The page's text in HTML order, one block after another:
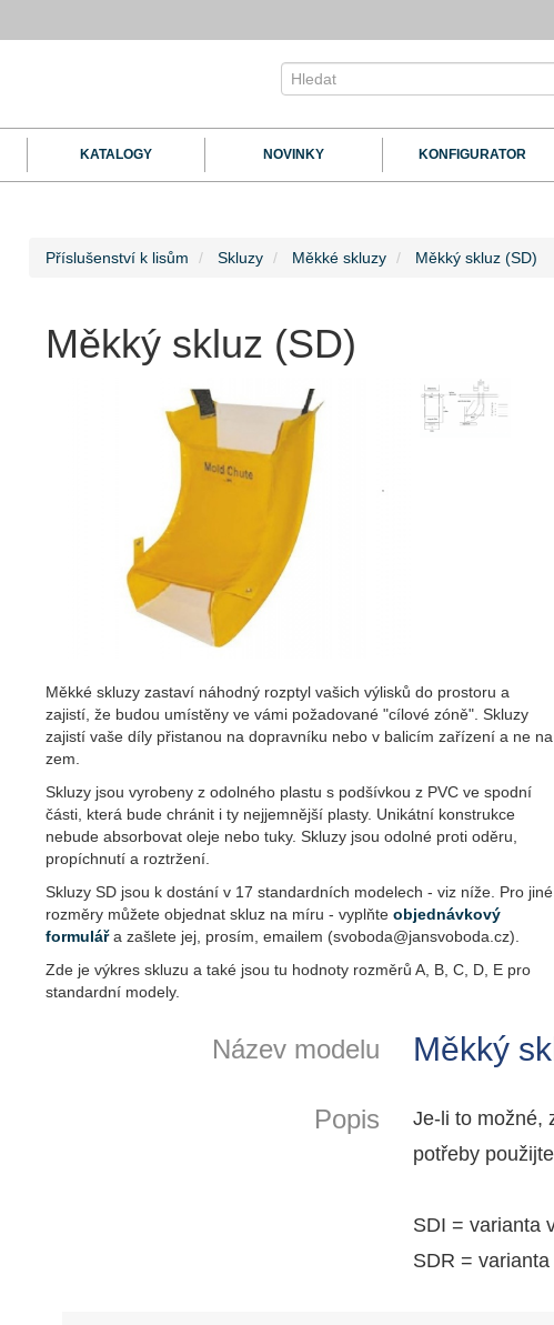
KATALOGY NOVINKY KONFIGURATOR
Příslušenství k lisům Skluzy Měkké skluzy Měkký skluz (SD)
Měkký skluz (SD)
Měkké skluzy zastaví náhodný rozptyl vašich výlisků do prostoru a
zajistí, že budou umístěny ve vámi požadované "cílové zóně". Skluzy
zajistí vaše díly přistanou na dopravníku nebo v balicím zařízení a ne na
zem.
Skluzy jsou vyrobeny z odolného plastu s podšívkou z PVC ve spodní
části, která bude chránit i ty nejjemnější plasty. Unikátní konstrukce
nebude absorbovat oleje nebo tuky. Skluzy jsou odolné proti oděru,
propíchnutí a roztržení.
Skluzy SD jsou k dostání v 17 standardních modelech - viz níže. Pro jiné
rozměry můžete objednat skluz na míru - vyplňte objednávkový
formulářa zašlete jej, prosím, emailem (svoboda@jansvoboda.cz).
Zde je výkres skluzu a také jsou tu hodnoty rozměrů A, B, C, D, E pro
standardní modely.